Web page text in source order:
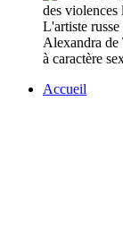
L'artiste
Alexandra de
à caractère
Accueil